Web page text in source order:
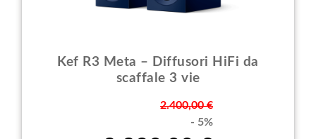
Kef R3 Meta – Diffusori HiFi da
scaffale 3 vie
2.400,00 €
- 5%